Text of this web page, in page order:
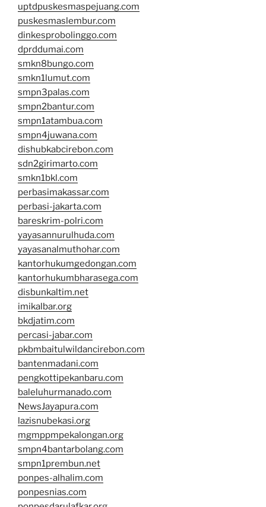
uptdpuskesmaspejuang.com
puskesmaslembur.com
dinkesprobolinggo.com
dprddumai.com
smkn8bungo.com
smkn1lumut.com
smpn3palas.com
smpn2bantur.com
smpn1atambua.com
smpn4juwana.com
dishubkabcirebon.com
sdn2girimarto.com
smkn1bkl.com
perbasimakassar.com
perbasi-jakarta.com
bareskrim-polri.com
yayasannurulhuda.com
yayasanalmuthohar.com
kantorhukumgedongan.com
kantorhukumbharasega.com
disbunkaltim.net
imikalbar.org
bkdjatim.com
percasi-jabar.com
pkbmbaitulwildancirebon.com
bantenmadani.com
pengkottipekanbaru.com
baleluhurmanado.com
NewsJayapura.com
lazisnubekasi.org
mgmppmpekalongan.org
smpn4bantarbolang.com
smpn1prembun.net
ponpes-alhalim.com
ponpesnias.com